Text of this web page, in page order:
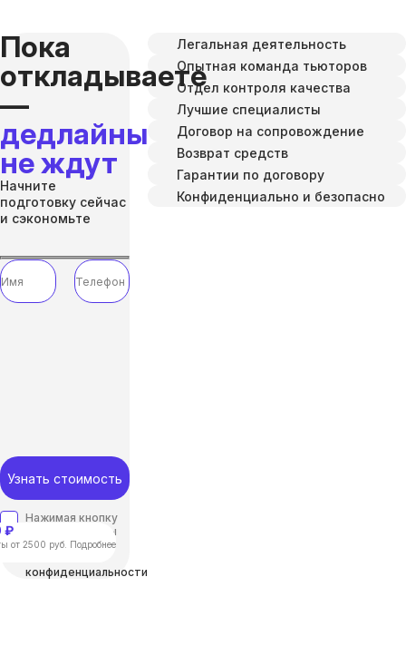
Пока
откладываете
—
дедлайны
не ждут
Начните
подготовку сейчас
и сэкономьте
Узнать стоимость
Нажимая кнопку
“отправить”, вы
соглашаетесь с
конфиденциальности
₽
от 2500 руб. Подробнее
Легальная деятельность
Опытная команда тьюторов
Отдел контроля качества
Лучшие специалисты
Договор на сопровождение
Возврат средств
Гарантии по договору
Конфиденциально и безопасно